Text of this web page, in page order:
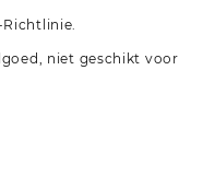
Richtlinie.
niet geschikt voor